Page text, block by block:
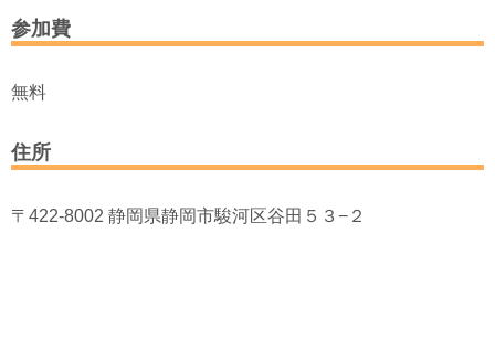
参加費
無料
住所
〒422-8002 静岡県静岡市駿河区谷田５３−２